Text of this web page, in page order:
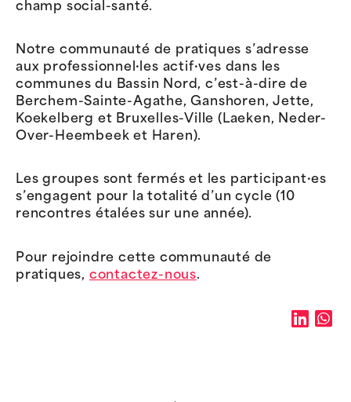
champ social-santé.
Notre communauté de pratiques s’adresse
aux professionnel·les actif·ves dans les
communes du Bassin Nord, c’est-à-dire de
Berchem-Sainte-Agathe, Ganshoren, Jette,
Koekelberg et Bruxelles-Ville (Laeken, Neder-
Over-Heembeek et Haren).
Les groupes sont fermés et les participant·es
s’engagent pour la totalité d’un cycle (10
rencontres étalées sur une année).
Pour rejoindre cette communauté de
pratiques, contactez-nous.